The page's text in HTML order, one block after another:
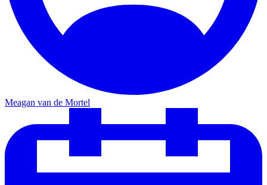
Meagan van de Mortel